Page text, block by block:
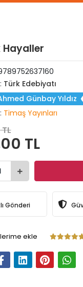
Hayaller
Türk Edebiyatı
Günbay Yıldız
Timaş Yayınları
TL
Gönderi
ekle